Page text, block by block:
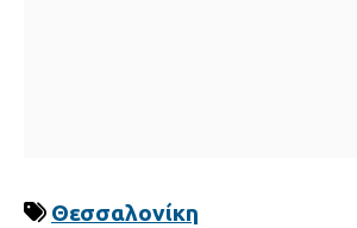
Θεσσαλονίκη